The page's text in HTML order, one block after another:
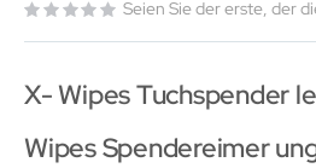
Seien Sie der erste, der
X- Wipes Tuchspender
Wipes Spendereimer